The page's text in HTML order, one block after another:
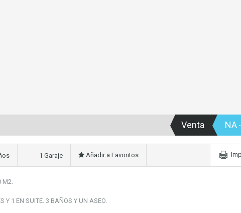
Venta NA
1 Garaje Añadir a Favoritos
M2.
Y 1 EN SUITE. 3 BAÑOS Y UN ASEO.